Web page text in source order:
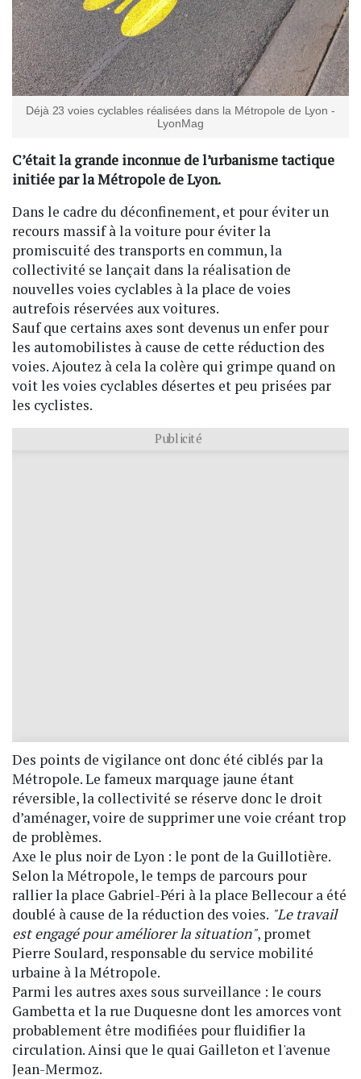
Déjà 23 voies cyclables réalisées dans la Métropole de Lyon -
LyonMag
C’était la grande inconnue de l’urbanisme tactique
initiée par la Métropole de Lyon.
Dans le cadre du déconfinement, et pour éviter un
recours massif à la voiture pour éviter la
promiscuité des transports en commun, la
collectivité se lançait dans la réalisation de
nouvelles voies cyclables à la place de voies
autrefois réservées aux voitures.
Sauf que certains axes sont devenus un enfer pour
les automobilistes à cause de cette réduction des
voies. Ajoutez à cela la colère qui grimpe quand on
voit les voies cyclables désertes et peu prisées par
les cyclistes.
Publicité
Des points de vigilance ont donc été ciblés par la
Métropole. Le fameux marquage jaune étant
réversible, la collectivité se réserve donc le droit
d’aménager, voire de supprimer une voie créant trop
de problèmes.
Axe le plus noir de Lyon : le pont de la Guillotière.
Selon la Métropole, le temps de parcours pour
rallier la place Gabriel-Péri à la place Bellecour a été
doublé à cause de la réduction des voies. "Le travail
est engagé pour améliorer la situation", promet
Pierre Soulard, responsable du service mobilité
urbaine à la Métropole.
Parmi les autres axes sous surveillance : le cours
Gambetta et la rue Duquesne dont les amorces vont
probablement être modifiées pour fluidifier la
circulation. Ainsi que le quai Gailleton et l'avenue
Jean-Mermoz.